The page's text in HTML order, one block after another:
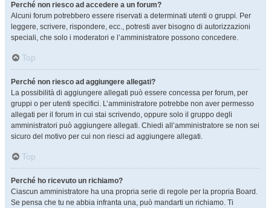
Perché non riesco ad accedere a un forum?
Alcuni forum potrebbero essere riservati a determinati utenti o gruppi. Per
leggere, scrivere, rispondere, ecc., potresti aver bisogno di autorizzazioni
speciali, che solo i moderatori e l’amministratore possono concedere.
Top
Perché non riesco ad aggiungere allegati?
La possibilità di aggiungere allegati può essere concessa per forum, per
gruppi o per utenti specifici. L’amministratore potrebbe non aver permesso
allegati per il forum in cui stai scrivendo, oppure solo il gruppo degli
amministratori può aggiungere allegati. Chiedi all’amministratore se non sei
sicuro del motivo per cui non riesci ad aggiungere allegati.
Top
Perché ho ricevuto un richiamo?
Ciascun amministratore ha una propria serie di regole per la propria Board.
Se pensa che tu ne abbia infranta una, può mandarti un richiamo. Ti